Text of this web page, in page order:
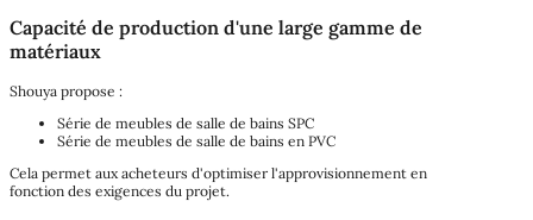
Capacité de production d'une large gamme de
matériaux
Shouya propose :
Série de meubles de salle de bains SPC
Série de meubles de salle de bains en PVC
Cela permet aux acheteurs d'optimiser l'approvisionnement en
fonction des exigences du projet.